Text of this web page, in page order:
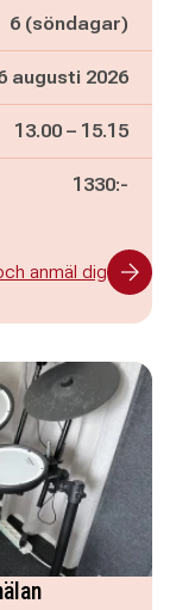
6 (söndagar)
augusti 2026
Pågår mellan
13.00 – och
15.15
1330:-
anmäl dig